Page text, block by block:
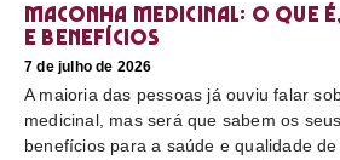
Maconha medicinal: O que
e benefícios
7 de julho de 2026
A maioria das pessoas já ouviu falar
medicinal, mas será que sabem os
benefícios para a saúde e qualidade de